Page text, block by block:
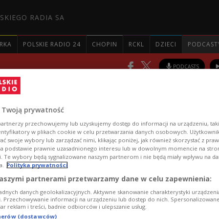
RADIA SA
POLSKIE RADIO 24 CHOPIN RCKL DZIECI
PODCASTS
Review - our regular
of top stories of the
Twoją prywatność
przechowujemy lub uzyskujemy dostęp do informacji na urządzeniu,
w plikach cookie w celu przetwarzania danych osobowych.
swoje wybory lub zarządzać nimi, klikając poniżej, jak również skorzystać z
podstawie prawnie uzasadnionego interesu lub w dowolnym momencie na
Te wybory będą sygnalizowane naszym partnerom i nie będą miały wpływu na
Polityka prywatności
partnerami przetwarzamy dane w celu zapewnienia:
danych geolokalizacyjnych. Aktywne skanowanie charakterystyki
Przechowywanie informacji na urządzeniu lub dostęp do nich.
reklam i treści, badnie odbiorców i ulepszanie usług.
(dostawców)